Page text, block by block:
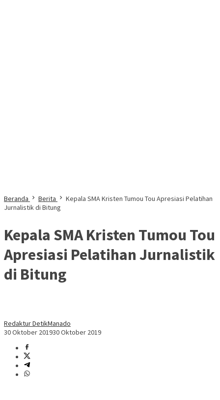
Beranda Berita
Kepala SMA Kristen Tumou Tou Apresiasi Pelatihan
Jurnalistik di Bitung
Kepala SMA Kristen Tumou Tou
Apresiasi Pelatihan Jurnalistik
di Bitung
Redaktur DetikManado
30 Oktober 201930 Oktober 2019